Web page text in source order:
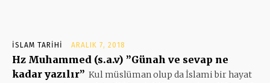
İSLAM TARIHI ARALIK 7, 2018
Hz Muhammed (s.a.v) ”Günah ve sevap ne
kadar yazılır” Kul müslüman olup da İslami bir hayat